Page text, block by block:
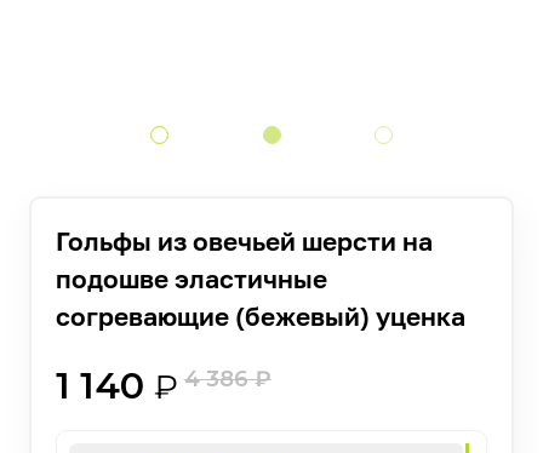
Гольфы из овечьей шерсти на
подошве эластичные
согревающие (бежевый) уценка
1 140 ₽ 4 386₽